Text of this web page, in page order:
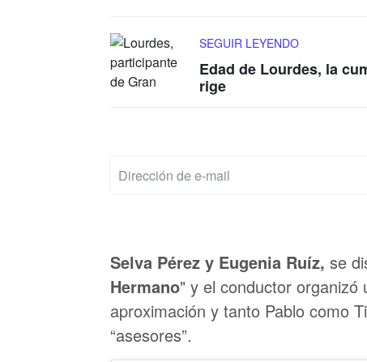
SEGUIR LEYENDO
Edad de Lourdes, la
rige
Selva Pérez y Eugenia Ruíz, se
Hermano" y el conductor
aproximación y tanto Pablo como
“asesores”.